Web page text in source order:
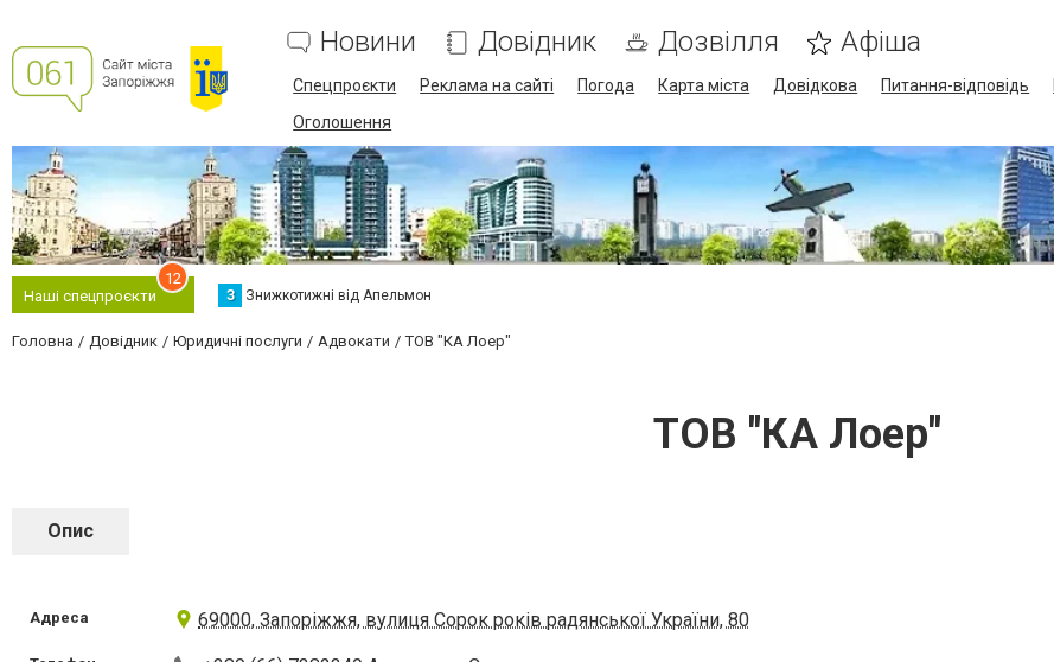
Новини Довідник Дозвілля Афіша
Спецпроєкти Реклама на сайті Погода Карта міста Довідкова Питання-відповідь
Оголошення
Наші спецпроєкти
12
З Знижкотижні від Апельмон
Головна Довідник Юридичні послуги Адвокати ТОВ "КА Лоер"
ТОВ "КА Лоер"
Опис
Адреса 69000, Запоріжжя, вулиця Сорок років радянської України, 80